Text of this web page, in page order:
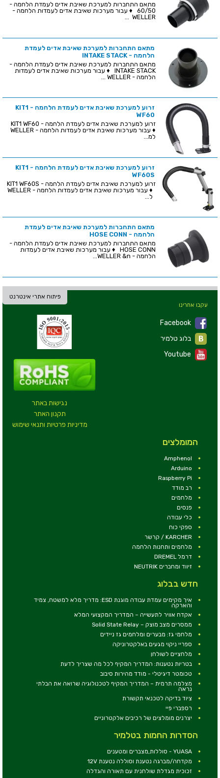
מתאם התחברות למערכת שאיבת אדים לעמדת הלחמה -
60/50 ♦ עבור מערכות שאיבת אדים לעמדות הלחמה -
WELLER ...
מתאם התחברות למערכת שאיבת אדים לעמדת
הלחמה - INTAKE STACK
מתאם התחברות למערכת שאיבת אדים לעמדת הלחמה -
INTAKE STACK ♦ עבור מערכות שאיבת אדים לעמדות
הלחמה - WELLER ...
זרוע למערכת שאיבת אדים לעמדת הלחמה - KIT1
WF60
למ...
זרוע למערכת שאיבת אדים לעמדת הלחמה - KIT1
WF60S
זרוע למערכת שאיבת אדים לעמדת הלחמה - KIT1 WF60S
♦ עבור מערכות שאיבת אדים לעמדות הלחמה - WELLER
ל...
מתאם התחברות למערכת שאיבת אדים לעמדת
הלחמה - HOSE CONN
מתאם התחברות למערכת שאיבת אדים לעמדת הלחמה -
HOSE CONN ♦ עבור מערכות שאיבת אדים לעמדות
הלחמה - WELLER &n...
פיתוח אתרי אינטרנט
נגישות באתר
תקנון האתר
מדיניות פרטיות ותנאי שימוש
עקבו אחרינו
Facebook
Youtube
המומלצים
Amphenol
Arduino
Raspberry Pi
רב מודד
מלחמים
פנסים
כלי עבודה
ספקי כוח
KARCHER / קרשר
מלחמים ותחנות הלחמה
דרמל DREMEL
זיווד ומחברים NEUTRIK
חדש בבלוג
איך מקימים עמדת עבודה מוגנת ESD: מדריך מלא למשטח, צמיד
והארקה
אקדח אוויר לתעשייה – המדריך המקצועי המלא
ממסרים מצב מוצק – Solid State Relay
מלחמי גז: מבערים ומלחמים גז ניידים
ספריי ניקוי מגעים באלקטרוניקה
מלחציים לשולחן
בטריות נטענות: המדריך המקיף לכל מה שצריך לדעת
טכומטר דיגיטלי - מודד מהירות סיבוב
מצלמה תרמית – המדריך המקיף לטכנולוגיה שרואה את הבלתי
נראה
ציוד בדיקה לטכנאי תקשורת
רספברי פיי
יצרנים מומלצים של רכיבים אלקטרוניים
הסדרות החמות בטלמיר
YUASA - סוללות,מצברים ומטענים
מקדחה/מברגה נטענת וסוללה נטענת 12V
זכוכית מגדלת שולחנית עם תאורה והגדלה